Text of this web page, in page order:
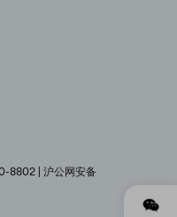
8802 | 沪公网安备